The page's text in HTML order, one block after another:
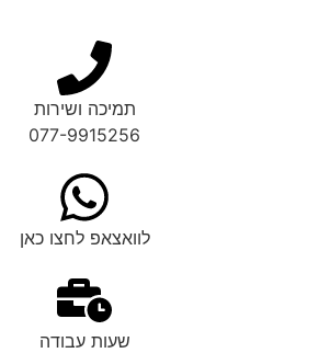
תמיכה ושירות
077-9915256
לוואצאפ לחצו כאן
שעות עבודה